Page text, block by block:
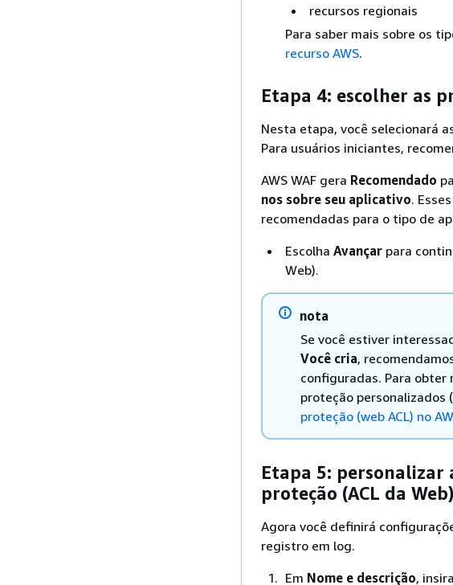
recursos regionais
Para saber mais sobre os
recurso AWS.
Etapa 4: escolher as
Nesta etapa, você selecionará
Para usuários iniciantes,
AWS WAF gera Recomendado
nos sobre seu aplicativo.
recomendadas para o tipo de
Escolha Avançar para
Web).
nota
Se você estiver
Você cria,
configuradas. Para obter
proteção personalizados
proteção (web ACL) no
Etapa 5: personalizar
proteção (ACL da Web)
Agora você definirá
registro em log.
Em Nome e descrição,